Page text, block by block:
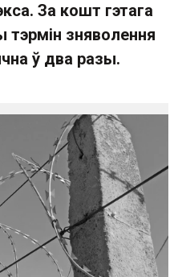
За кошт гэтага
зняволення
ў два разы.